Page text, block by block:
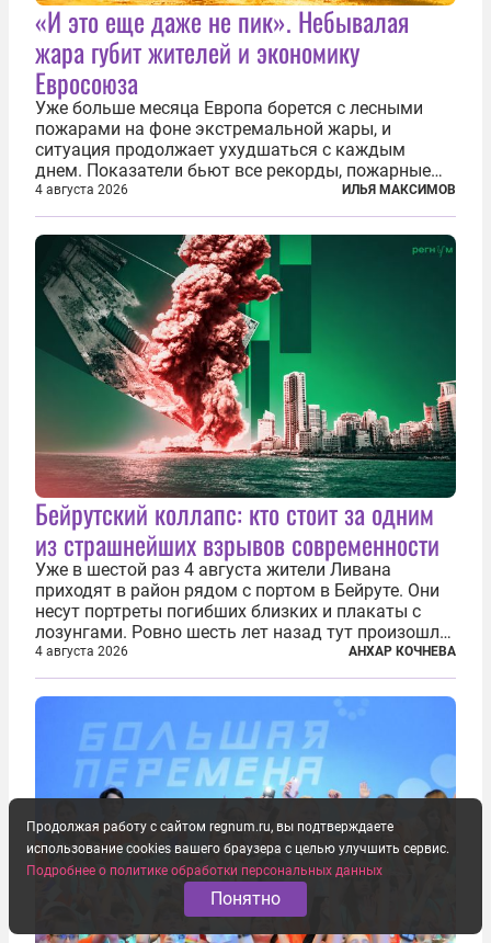
«И это еще даже не пик». Небывалая
жара губит жителей и экономику
Евросоюза
Уже больше месяца Европа борется с лесными
пожарами на фоне экстремальной жары, и
ситуация продолжает ухудшаться с каждым
днем. Показатели бьют все рекорды, пожарные
гибнут, масштабы эвакуации растут, а засуха тем
временем добивает реки, энергетику и сельское
хозяйство. По данным Европейской...
4 августа 2026 ИЛЬЯ МАКСИМОВ
Бейрутский коллапс: кто стоит за одним
из страшнейших взрывов современности
Уже в шестой раз 4 августа жители Ливана
приходят в район рядом с портом в Бейруте. Они
несут портреты погибших близких и плакаты с
лозунгами. Ровно шесть лет назад тут произошла
одна из самых страшных техногенных катастроф
нашего времени — взрыв гигантского количества
селитры. Тогда в ливанской...
4 августа 2026 АНХАР КОЧНЕВА
Продолжая работу с сайтом regnum.ru, вы подтверждаете
использование cookies вашего браузера с целью улучшить сервис.
Подробнее о политике обработки персональных данных
Понятно